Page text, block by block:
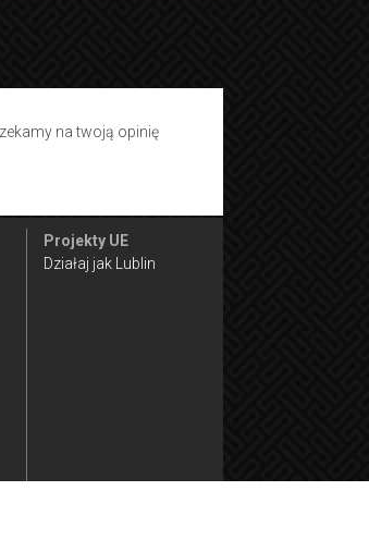
na twoją opinię
Projekty UE
Działaj jak Lublin